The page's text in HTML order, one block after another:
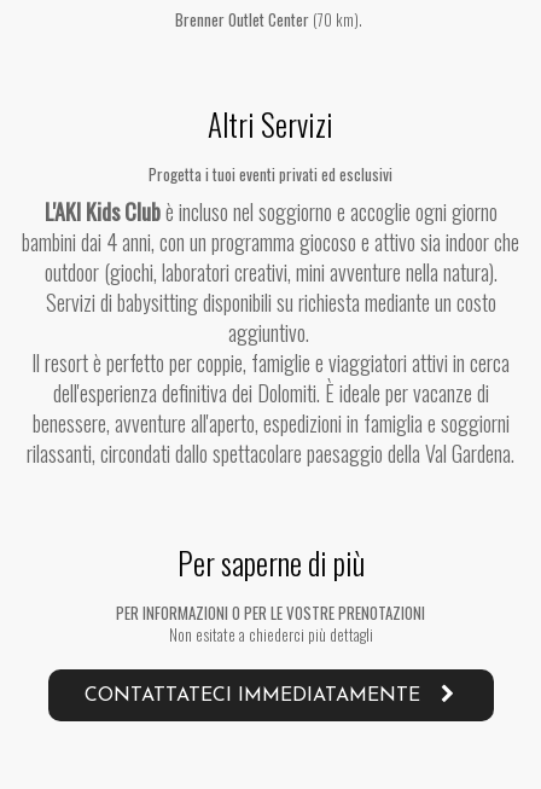
Brenner Outlet Center (70 km).
Altri Servizi
Progetta i tuoi eventi privati ed esclusivi
L'AKI Kids Clubèinclusonelsoggiornoeaccoglieognigiorno
bambinidai 4anni,conunprogrammagiocosoeattivosiaindoorche
outdoor (giochi,laboratoricreativi,miniavventurenellanatura).
Servizidibabysittingdisponibilisurichiestamedianteuncosto
aggiuntivo.
Ilresortèperfettopercoppie, famiglieeviaggiatoriattiviincerca
dell'esperienzadefinitivadei Dolomiti. Èidealepervacanzedi
benessere,avventureall'aperto,espedizioniin famigliaesoggiorni
rilassanti,circondatidallospettacolarepaesaggiodellaValGardena.
Per saperne di più
PER INFORMAZIONI O PER LE VOSTRE PRENOTAZIONI
Non esitate a chiederci più dettagli
CONTATTATECI IMMEDIATAMENTE